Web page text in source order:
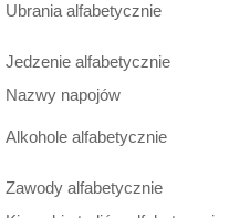
Ubrania alfabetycznie
Jedzenie alfabetycznie
Nazwy napojów
Alkohole alfabetycznie
Zawody alfabetycznie